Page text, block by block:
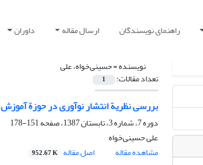
راهنمای نویسندگان ارسال مقاله داوران
نویسنده =حسینی‌خواه، علی
تعداد مقالات: 1
بررسی نظریة انتشار نوآوری در حوزة آموزش
دوره 7، شماره 3، تابستان 1387، صفحه
151-178
علی حسینی‌خواه
مشاهده مقاله
اصل مقاله 952.67 K